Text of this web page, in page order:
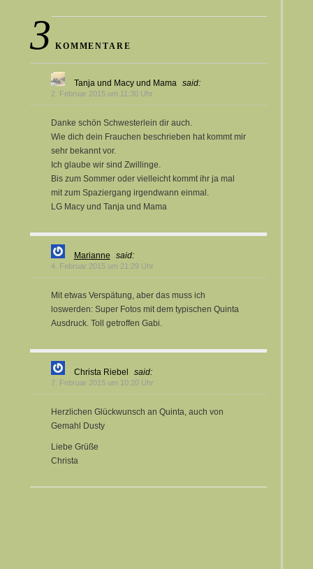
3 KOMMENTARE
Tanja und Macy und Mama said:
2. Februar 2015 um 11:30 Uhr
Danke schön Schwesterlein dir auch.
Wie dich dein Frauchen beschrieben hat kommt mir
sehr bekannt vor.
Ich glaube wir sind Zwillinge.
Bis zum Sommer oder vielleicht kommt ihr ja mal
mit zum Spaziergang irgendwann einmal.
LG Macy und Tanja und Mama
Marianne said:
4. Februar 2015 um 21:29 Uhr
Mit etwas Verspätung, aber das muss ich
loswerden: Super Fotos mit dem typischen Quinta
Ausdruck. Toll getroffen Gabi.
Christa Riebel said:
7. Februar 2015 um 10:20 Uhr
Herzlichen Glückwunsch an Quinta, auch von
Gemahl Dusty
Liebe Grüße
Christa